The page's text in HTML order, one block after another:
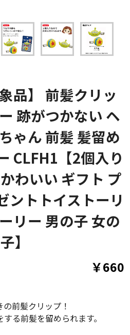
品】 前髪クリッ
跡がつかない ヘ
ゃん 前髪 髪留め
CLFH1【2個入り
わいい ギフト プ
ントトイストーリ
リー 男の子 女の
子】
￥660
前髪クリップ！
る前髪を留められます。